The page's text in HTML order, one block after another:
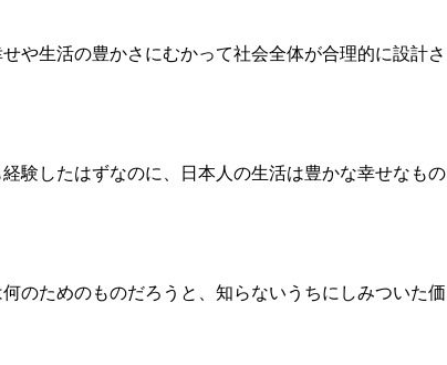
や生活の豊かさにむかって社会全体が合理的に設計さ
験したはずなのに、日本人の生活は豊かな幸せなもの
のためのものだろうと、知らないうちにしみついた価